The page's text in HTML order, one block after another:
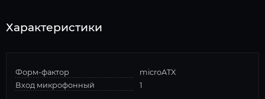
Характеристики
Форм-фактор
microATX
Вход микрофонный
1